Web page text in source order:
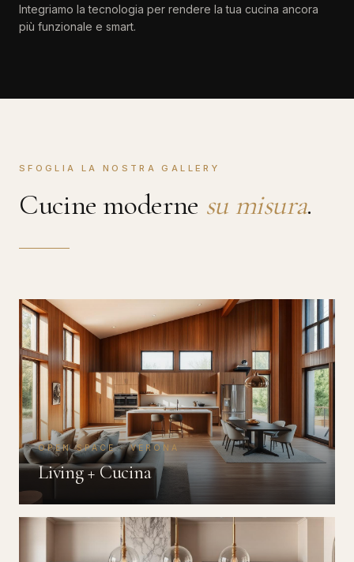
Integriamo la tecnologia per rendere la tua cucina ancora
più funzionale e smart.
SFOGLIA LA NOSTRA GALLERY
Cucine moderne su misura.
OPEN SPACE · VERONA
Living + Cucina